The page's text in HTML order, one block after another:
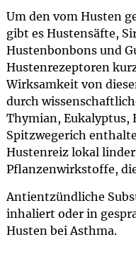
Um den vom Husten
gibt es Hustensäfte,
Hustenbonbons und
Hustenrezeptoren
Wirksamkeit von
durch
Thymian, Eukalyptus,
Spitzwegerich
Hustenreiz lokal
Pflanzenwirkstoffe,
Antientzündliche
inhaliert oder in
Husten bei Asthma.